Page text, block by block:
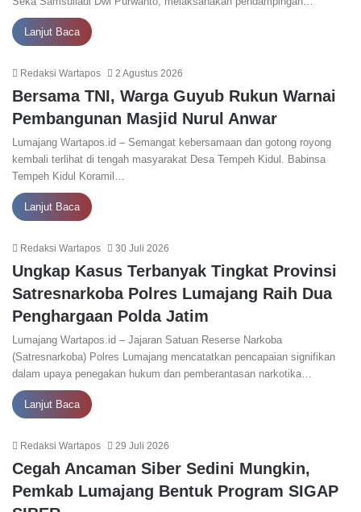
Lanjut Baca
Redaksi Wartapos 2 Agustus 2026
Bersama TNI, Warga Guyub Rukun Warnai
Pembangunan Masjid Nurul Anwar
Lumajang Wartapos.id – Semangat kebersamaan dan gotong royong
kembali terlihat di tengah masyarakat Desa Tempeh Kidul. Babinsa
Tempeh Kidul Koramil…
Lanjut Baca
Redaksi Wartapos 30 Juli 2026
Ungkap Kasus Terbanyak Tingkat Provinsi
Satresnarkoba Polres Lumajang Raih Dua
Penghargaan Polda Jatim
Lumajang Wartapos.id – Jajaran Satuan Reserse Narkoba
(Satresnarkoba) Polres Lumajang mencatatkan pencapaian signifikan
dalam upaya penegakan hukum dan pemberantasan narkotika…
Lanjut Baca
Redaksi Wartapos 29 Juli 2026
Cegah Ancaman Siber Sedini Mungkin,
Pemkab Lumajang Bentuk Program SIGAP